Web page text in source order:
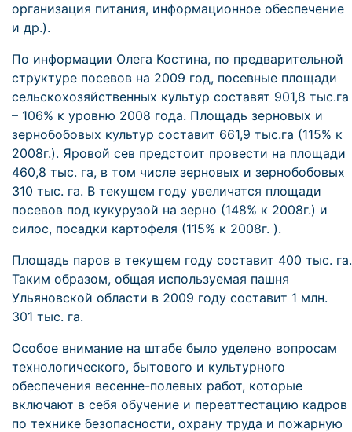
организация питания, информационное обеспечение
и др.).
По информации Олега Костина, по предварительной
структуре посевов на 2009 год, посевные площади
сельскохозяйственных культур составят 901,8 тыс.га
– 106% к уровню 2008 года. Площадь зерновых и
зернобобовых культур составит 661,9 тыс.га (115% к
2008г.). Яровой сев предстоит провести на площади
460,8 тыс. га, в том числе зерновых и зернобобовых
310 тыс. га. В текущем году увеличатся площади
посевов под кукурузой на зерно (148% к 2008г.) и
силос, посадки картофеля (115% к 2008г. ).
Площадь паров в текущем году составит 400 тыс. га.
Таким образом, общая используемая пашня
Ульяновской области в 2009 году составит 1 млн.
301 тыс. га.
Особое внимание на штабе было уделено вопросам
технологического, бытового и культурного
обеспечения весенне-полевых работ, которые
включают в себя обучение и переаттестацию кадров
по технике безопасности, охрану труда и пожарную